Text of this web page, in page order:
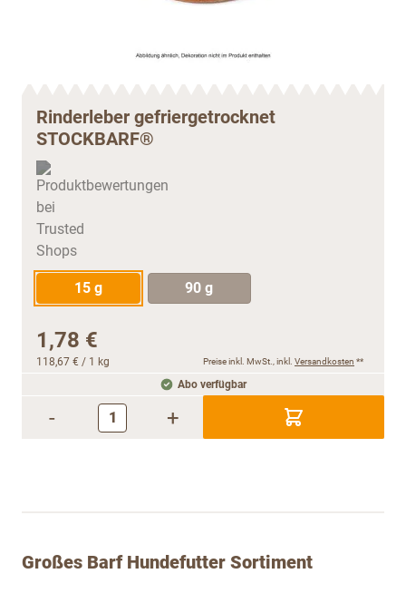
Rinderleber gefriergetrocknet
STOCKBARF®
15 g 90 g
1,78 €
118,67 € / 1 kg Preise inkl. MwSt., inkl. Versandkosten **
Abo verfügbar
- +
Großes Barf Hundefutter Sortiment